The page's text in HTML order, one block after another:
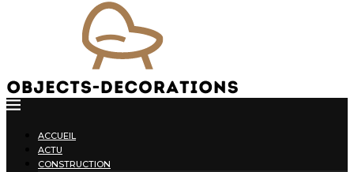
ACCUEIL
ACTU
CONSTRUCTION